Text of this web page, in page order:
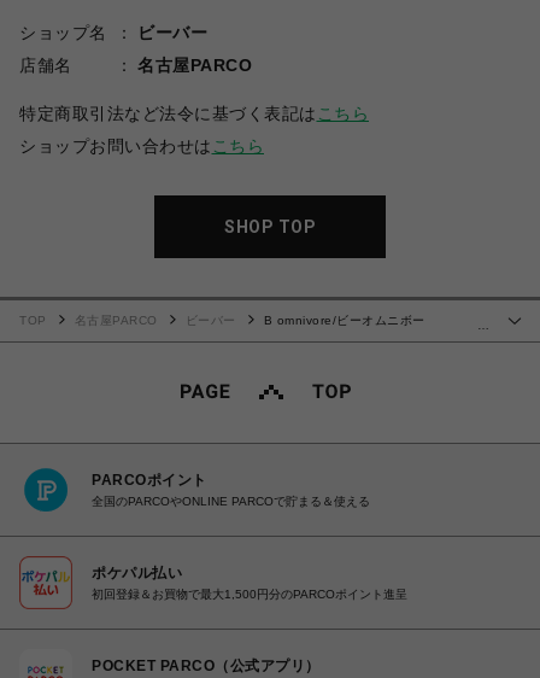
ショップ名
ビーバー
店舗名
名古屋PARCO
特定商取引法など法令に基づく表記は こちら
ショップお問い合わせは こちら
SHOP TOP
…
TOP 名古屋PARCO ビーバー
B omnivore/ビーオムニボー
PARCOポイント
全国のPARCOやONLINE PARCOで貯まる＆使える
ポケパル払い
初回登録＆お買物で最大1,500円分のPARCOポイント進呈
POCKET PARCO（公式アプリ）